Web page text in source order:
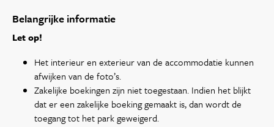
Belangrijke informatie
Let op!
Het interieur en exterieur van de accommodatie kunnen
afwijken van de foto’s.
Zakelijke boekingen zijn niet toegestaan. Indien het blijkt
dat er een zakelijke boeking gemaakt is, dan wordt de
toegang tot het park geweigerd.